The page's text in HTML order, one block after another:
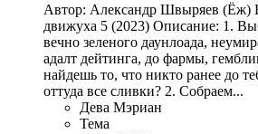
Автор: Александр Швыряев (Ёж)
движуха 5 (2023) Описание: 1.
вечно зеленого даунлоада,
адалт дейтинга, до фармы,
найдешь то, что никто ранее до
оттуда все сливки? 2. Собраем...
Дева Мэриан
Тема